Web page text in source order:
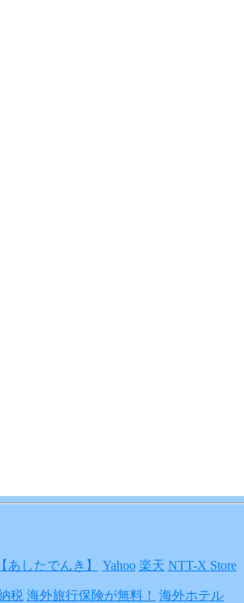
あしたでんき】 Yahoo 楽天 NTT-X Store
税 海外旅行保険が無料！ 海外ホテル